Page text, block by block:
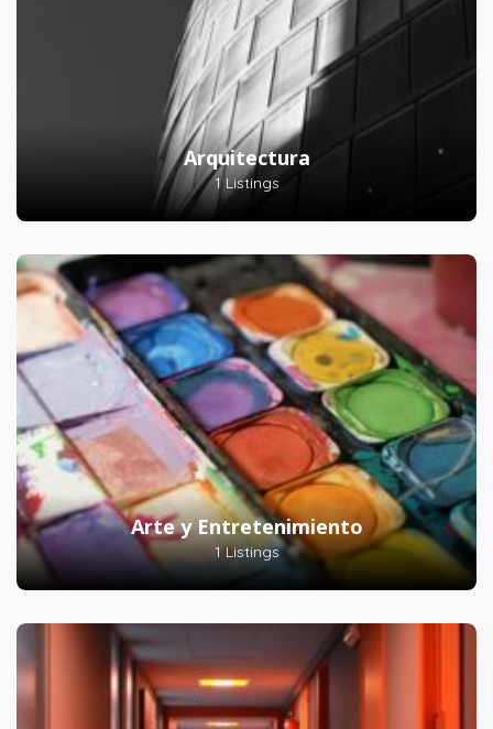
Arquitectura
1 Listings
Arte y Entretenimiento
1 Listings